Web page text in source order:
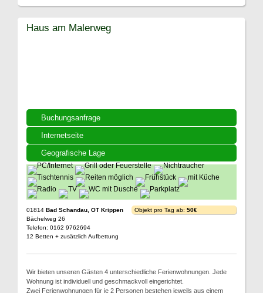
Buchungsanfrage
Internetseite
Geografische Lage
Haus am Malerweg
01814 Bad Schandau, OT Krippen
Bächelweg 26
Telefon: 0162 9762694
12 Betten + zusätzlich Aufbettung
Objekt pro Tag ab: 50€
Wir bieten unseren Gästen 4 unterschiedliche Ferienwohnungen. Jede
Wohnung ist individuell und geschmackvoll eingerichtet.
Zwei Ferienwohnungen für je 2 Personen bestehen jeweils aus einem